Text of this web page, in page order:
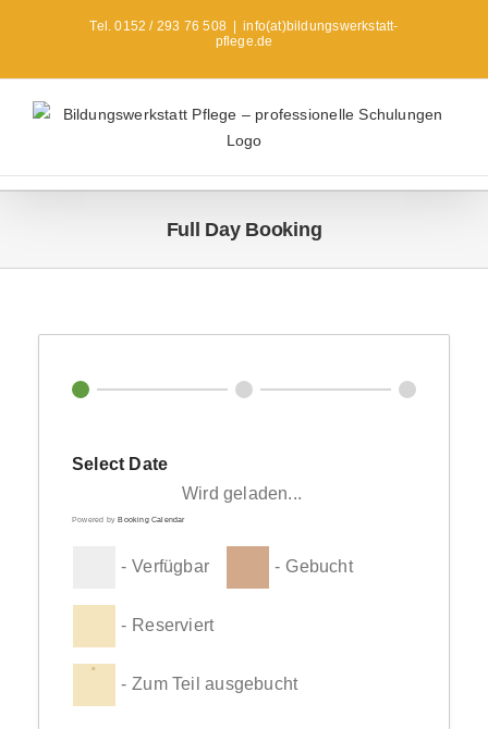
Tel. 0152 / 293 76 508
info(at)bildungswerkstatt-
pflege.de
Full Day Booking
Select Date
Wird geladen...
Powered byBooking Calendar
- Verfügbar - Gebucht
- Reserviert
·
- Zum Teil ausgebucht